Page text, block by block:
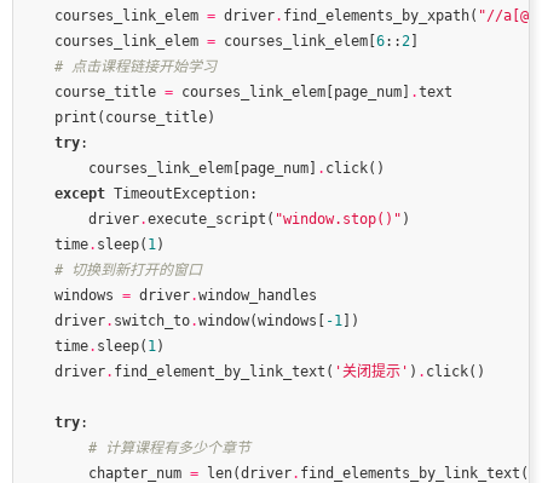
    courses_link_elem
= driver. find_elements_by_xpath( "//
    courses_link_elem
= courses_link_elem[ 6::2
# 点击课程链接开始学习
    course_title
= courses_link_elem[page_num] .
try
        courses_link_elem[page_num]
.
except
        driver
.execute_script( "window.stop()"
    time
. sleep( 1
# 切换到新打开的窗口
    windows
= driver.
    driver
. switch_to.window(windows[ -1
    time
. sleep( 1
    driver
. find_element_by_link_text( '关闭提示' ) .
try
# 计算课程有多少个章节
        chapter_num
= len(driver. find_elements_by_link_text(